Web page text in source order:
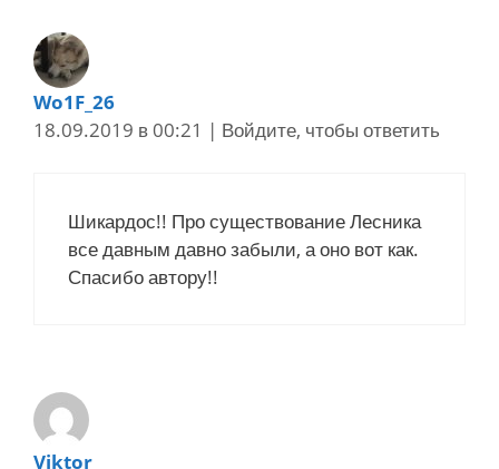
Wo1F_26
18.09.2019 в 00:21 | Войдите, чтобы ответить
Шикардос!! Про существование Лесника
все давным давно забыли, а оно вот как.
Спасибо автору!!
Viktor